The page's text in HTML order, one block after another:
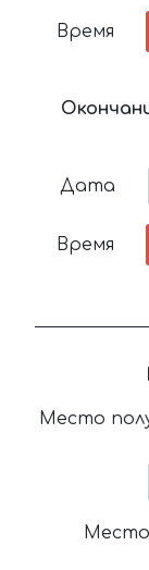
Время
Дата
Время
Место
Место